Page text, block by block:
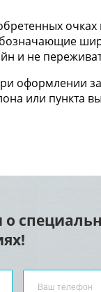
и не
оформлении
или пункта